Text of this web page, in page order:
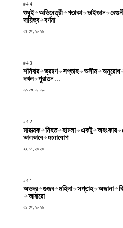
#44
শুধুই অভিনেত্রী পতাকা ভাইজান
দায়িত্ব
বর্ণনা …
২৪ মে, ২০২৬
#43
শনিবার ভ্রমণ সপ্তাহ অসীম অনুরোধ
দখল
পুরাতন …
২৩ মে, ২০২৬
#42
মারাত্মক নিহত হামলা একটু অহংকার
ভালভাবে
মনোযোগ …
২২ মে, ২০২৬
#41
অভদ্র গুজব মহিলা সপ্তাহ অজানা
আবারো …
২১ মে, ২০২৬